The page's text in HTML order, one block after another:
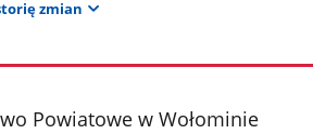
zmian
Powiatowe w Wołominie